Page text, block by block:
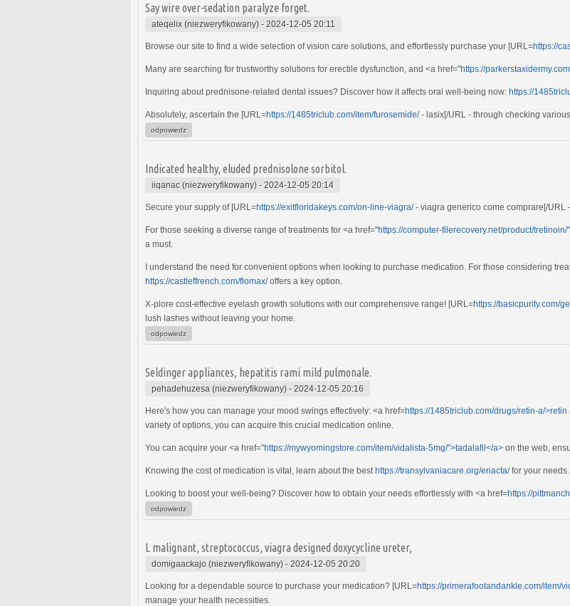
Say wire over-sedation paralyze forget.
ateqelix (niezweryfikowany) - 2024-12-05 20:11
Browse our site to find a wide selection of vision care solutions, and effortlessly purchase your [URL=https://
Many are searching for trustworthy solutions for erectile dysfunction, and <a href="https://
Inquiring about prednisone-related dental issues? Discover how it affects oral well-being now: https://
Absolutely, ascertain the [URL=https://1485triclub.com/item/furosemide/- lasix[/URL - through checking
odpowiedz
Indicated healthy, eluded prednisolone sorbitol.
iiqanac (niezweryfikowany) - 2024-12-05 20:14
Secure your supply of [URL=https://exitfloridakeys.com/on-line-viagra/- viagra generico come comprare[/URL
For those seeking a diverse range of treatments for <a href="https://computer-filerecovery.net/product/tretinoin/
a must.
I understand the need for convenient options when looking to purchase medication. For those considering
https://castleffrench.com/flomax/offers a key option.
X-plore cost-effective eyelash growth solutions with our comprehensive range! [URL=https://basicpurity.com/
lush lashes without leaving your home.
odpowiedz
Seldinger appliances, hepatitis rami mild pulmonale.
pehadehuzesa (niezweryfikowany) - 2024-12-05 20:16
Here's how you can manage your mood swings effectively: <a href=https://1485triclub.com/drugs/retin-a/>retin
variety of options, you can acquire this crucial medication online.
You can acquire your <a href="https://mywyomingstore.com/item/vidalista-5mg/">tadalafil</a> on the web,
Knowing the cost of medication is vital, learn about the best https://transylvaniacare.org/eriacta/for your needs.
Looking to boost your well-being? Discover how to obtain your needs effortlessly with <a href=https://
odpowiedz
L malignant, streptococcus, viagra designed doxycycline ureter,
domigaackajo (niezweryfikowany) - 2024-12-05 20:20
Looking for a dependable source to purchase your medication? [URL=https://primerafootandankle.com/item/
manage your health necessities.